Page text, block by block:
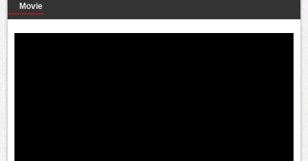
Movie